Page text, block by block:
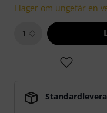
I lager om ungefär en
1